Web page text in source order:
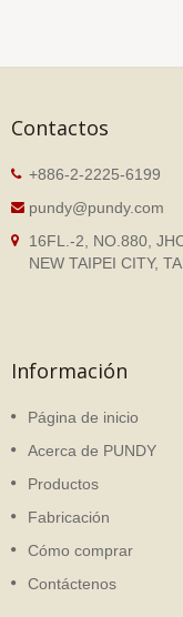
Contactos
+886-2-2225-6199
pundy@pundy.com
16FL.-2, NO.880,
NEW TAIPEI CITY,
Información
Página de inicio
Acerca de PUNDY
Productos
Fabricación
Cómo comprar
Contáctenos